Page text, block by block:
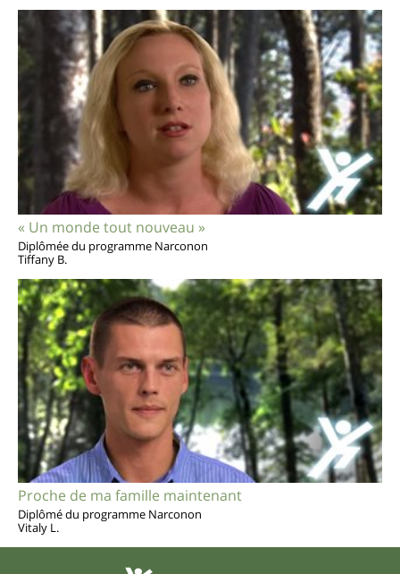
« Un monde tout nouveau »
Diplômée du programme Narconon
Tiffany B.
Proche de ma famille maintenant
Diplômé du programme Narconon
Vitaly L.